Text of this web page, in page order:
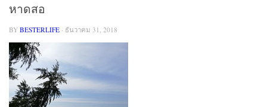
หาดสอ
BY BESTERLIFE · ธันวาคม 31, 2018